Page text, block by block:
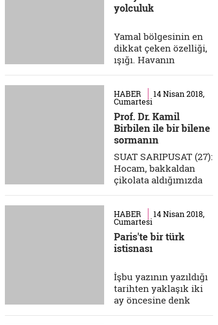
düşünebilirmiş,
kumaştan mı
yaratılmışız sonuçta,
yer bile damar
damarmış. Dolayısıyla
o, savaştan yana...
yolculuk
Yamal bölgesinin en
dikkat çeken özelliği,
ışığı. Havanın
güneş doğduğu andan
itibaren ufuk
çizgisinde asılı
duruyor. Tundra bitki
örtüsünün ve beyazın
hâkim olduğu uçsuz
bucaksız topraklarda
güneş, saatlerce
ufukta duran
turuncu...
HABER 14 Nisan 2018,
Cumartesi
Prof. Dr. Kamil
Birbilen ile bir bilene
sormanın
dayanılmaz hafifliği
SUAT SARIPUSAT (27):
Hocam, bakkaldan
çikolata aldığımızda
sanat eserini satın
aldığımızda da, sanatı
satın almış oluyor
muyuz? Sevgili
bir noktaya temas
ettin. Bu konuda bir
doktora tezi
çalışmıştım....
HABER 14 Nisan 2018,
Cumartesi
Paris'te bir türk
istisnası
İşbu yazının yazıldığı
tarihten yaklaşık iki
ay öncesine denk